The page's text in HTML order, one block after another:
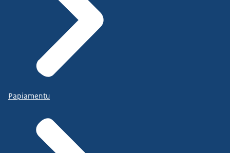
Papiamentu